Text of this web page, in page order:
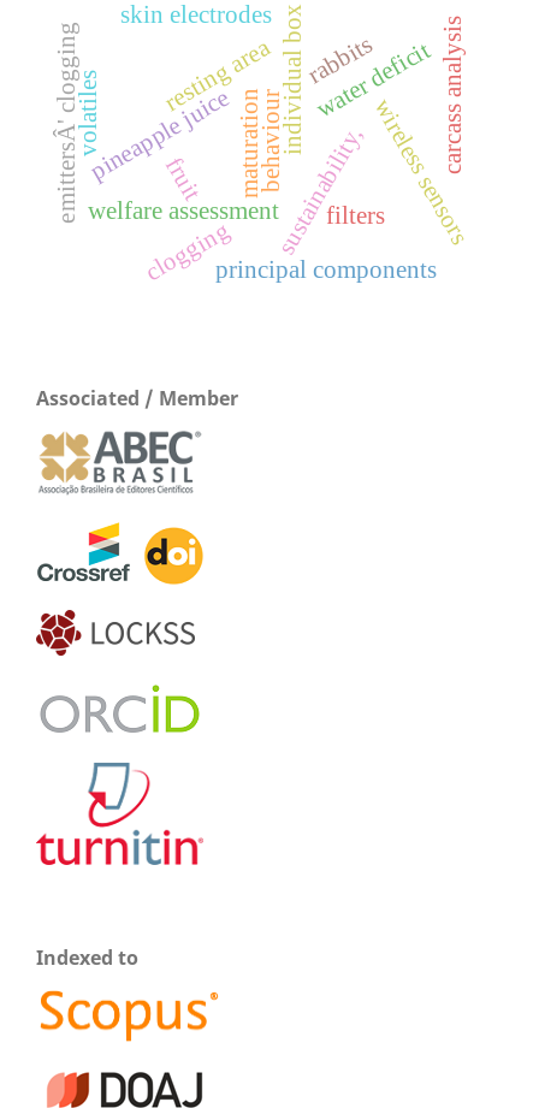
water deficit
maturation
welfare assessment
individual box
wireless sensors
sustainability,
emittersÂ' cloggingpineapple juice
fruit
volatiles
clogging
filters
behaviour
resting area
principal components
skin electrodes
carcass analysis
rabbits
Associated / Member
Indexed to